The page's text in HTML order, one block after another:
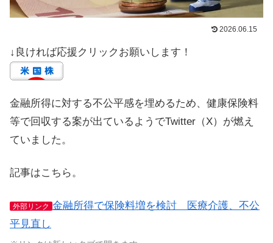
2026.06.15
↓良ければ応援クリックお願いします！
金融所得に対する不公平感を埋めるため、健康保険料
等で回収する案が出ているようでTwitter（X）が燃え
ていました。
記事はこちら。
外部リンク 金融所得で保険料増を検討 医療介護、不公
平見直し